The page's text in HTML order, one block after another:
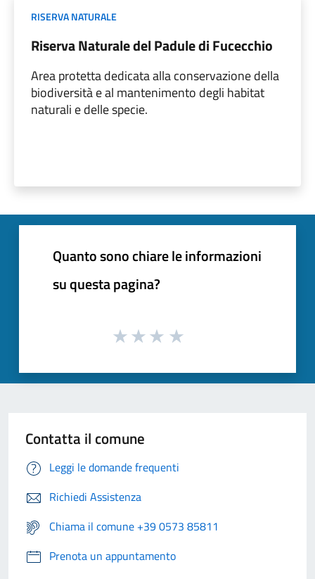
RISERVA NATURALE
Riserva Naturale del Padule di Fucecchio
Area protetta dedicata alla conservazione della
biodiversità e al mantenimento degli habitat
naturali e delle specie.
Quanto sono chiare le informazioni
su questa pagina?
Contatta il comune
Leggi le domande frequenti
Richiedi Assistenza
Chiama il comune +39 0573 85811
Prenota un appuntamento